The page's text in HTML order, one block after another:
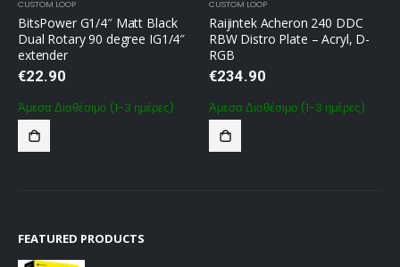
CUSTOM LOOP
BitsPower G1/4″ Matt Black
Dual Rotary 90 degree IG1/4″
extender
€22.90
Άμεσα Διαθέσιμο (1-3 ημέρες)
CUSTOM LOOP
Raijintek Acheron 240 DDC
RBW Distro Plate – Acryl, D-
RGB
€234.90
Άμεσα Διαθέσιμο (1-3 ημέρες)
FEATURED PRODUCTS